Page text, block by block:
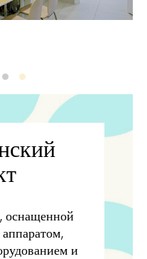
Klinic4
оснащенной
и